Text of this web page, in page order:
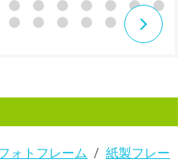
ォトフレーム
紙製フレー